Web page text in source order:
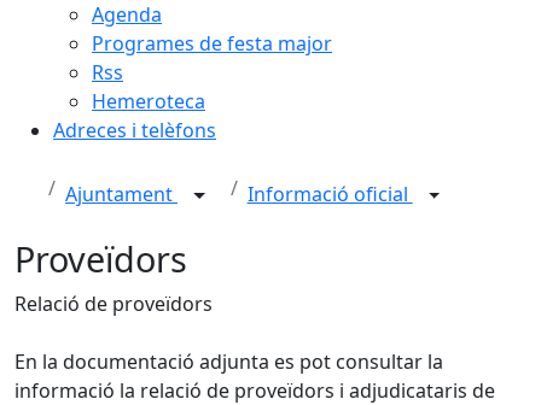
Agenda
Programes de festa major
Rss
Hemeroteca
Adreces i telèfons
Ajuntament Informació oficial
Proveïdors
Relació de proveïdors
En la documentació adjunta es pot consultar la
informació la relació de proveïdors i adjudicataris de